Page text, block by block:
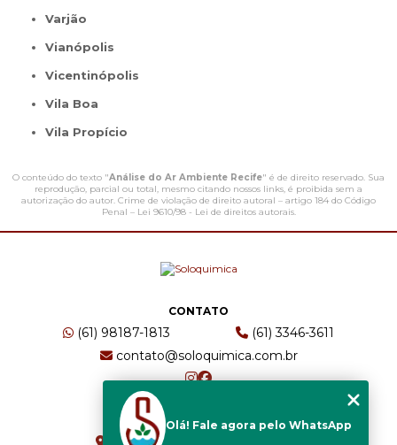
Varjão
Vianópolis
Vicentinópolis
Vila Boa
Vila Propício
O conteúdo do texto "Análise do Ar Ambiente Recife" é de direito reservado. Sua
reprodução, parcial ou total, mesmo citando nossos links, é proibida sem a
autorização do autor. Crime de violação de direito autoral – artigo 184 do Código
Penal – Lei 9610/98 - Lei de direitos autorais.
CONTATO
(61) 98187-1813
(61) 3346-3611
contato@soloquimica.com.br
ENDEREÇO
CRS 511 Sul, Bl B, Sl 49 - Asa Sul
Olá! Fale agora pelo WhatsApp